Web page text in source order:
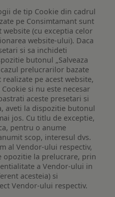
de tip Cookie din cadrul
pe Consimtamant sunt
website (cu exceptia celor
website-ului). Daca
si sa inchideti
butonul „Salveaza
prelucrarilor bazate
pe acest website,
si nu este necesar
aceste presetari si
aveti la dispozitie butonul
jos. Cu titlu de exceptie,
pentru o anume
scop, interesul dvs.
al Vendor-ului respectiv,
opozitie la prelucrare, prin
a Vendor-ului in
acesteia) si
Vendor-ului respectiv.